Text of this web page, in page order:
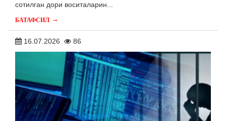
сотилган дори воситаларин...
БАТАФСИЛ →
16.07.2026 86